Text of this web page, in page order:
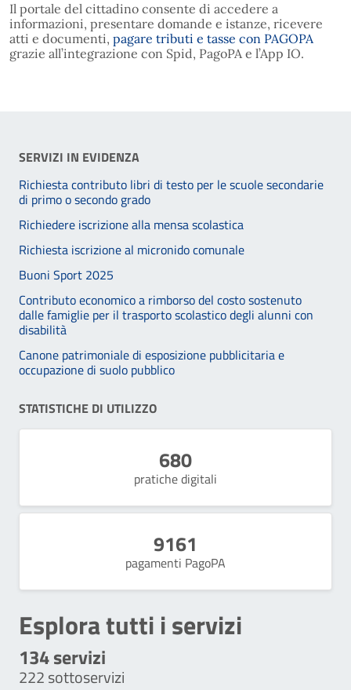
Il portale del cittadino consente di accedere a
informazioni, presentare domande e istanze, ricevere
atti e documenti, pagare tributi e tasse con PAGOPA
grazie all’integrazione con Spid, PagoPA e l’App IO.
Esplora tutti i servizi
134servizi
222sottoservizi
SERVIZI IN EVIDENZA
Richiesta contributo libri di testo per le scuole secondarie
di primo o secondo grado
Richiedere iscrizione alla mensa scolastica
Richiesta iscrizione al micronido comunale
Buoni Sport 2025
Contributo economico a rimborso del costo sostenuto
dalle famiglie per il trasporto scolastico degli alunni con
disabilità
Canone patrimoniale di esposizione pubblicitaria e
occupazione di suolo pubblico
STATISTICHE DI UTILIZZO
pratiche digitali
pagamenti PagoPA